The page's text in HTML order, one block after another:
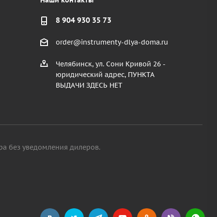
8 904 930 35 73
order@instrumenty-dlya-doma.ru
Челябинск, ул. Сони Кривой 26 -
юридический адрес, ПУНКТА
ВЫДАЧИ ЗДЕСЬ НЕТ
без уведомления дилеров.